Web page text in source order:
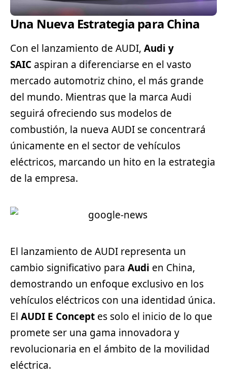
Una Nueva Estrategia para China
Con el lanzamiento de AUDI, Audi y
SAIC aspiran a diferenciarse en el vasto
mercado automotriz chino, el más grande
del mundo. Mientras que la marca Audi
seguirá ofreciendo sus modelos de
combustión, la nueva AUDI se concentrará
únicamente en el sector de vehículos
eléctricos, marcando un hito en la estrategia
de la empresa.
El lanzamiento de AUDI representa un
cambio significativo para Audi en China,
demostrando un enfoque exclusivo en los
vehículos eléctricos con una identidad única.
El AUDI E Concept es solo el inicio de lo que
promete ser una gama innovadora y
revolucionaria en el ámbito de la movilidad
eléctrica.